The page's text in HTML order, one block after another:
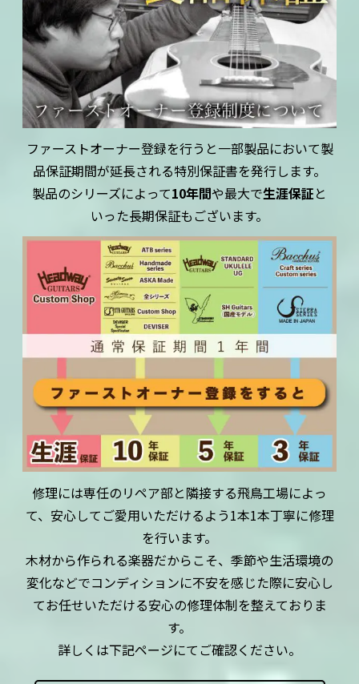
ファーストオーナー登録を行うと一部製品において製
品保証期間が延長される特別保証書を発行します。
製品のシリーズによって10年間や最大で生涯保証と
いった長期保証もございます。
修理には専任のリペア部と隣接する飛鳥工場によっ
て、安心してご愛用いただけるよう1本1本丁寧に修理
を行います。
木材から作られる楽器だからこそ、季節や生活環境の
変化などでコンディションに不安を感じた際に安心し
てお任せいただける安心の修理体制を整えておりま
す。
詳しくは下記ページにてご確認ください。